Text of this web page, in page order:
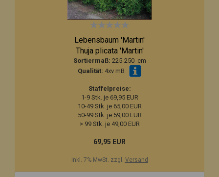
Lebensbaum 'Martin'
Thuja plicata 'Martin'
Sortiermaß: 225-250 cm
Qualität: 4xv mB
Staffelpreise:
1-9 Stk. je 69,95 EUR
10-49 Stk. je 65,00 EUR
50-99 Stk. je 59,00 EUR
> 99 Stk. je 49,00 EUR
69,95 EUR
inkl. 7% MwSt. zzgl. Versand